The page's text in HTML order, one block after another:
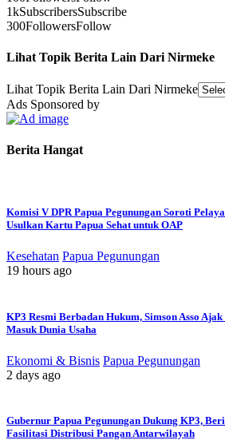
1kSubscribersSubscribe
300FollowersFollow
Lihat Topik Berita Lain Dari Nirmeke
Lihat Topik Berita Lain Dari Nirmeke
Ads Sponsored by
Berita Hangat
Komisi V DPR Papua Pegunungan Soroti
Usulkan Kartu Papua Sehat untuk OAP
Kesehatan Papua Pegunungan
19 hours ago
KP3 Resmi Berbadan Hukum, Simson Asso
Masuk Dunia Usaha
Ekonomi & Bisnis Papua Pegunungan
2 days ago
Gubernur Papua Pegunungan Dukung KP3,
Fasilitasi Distribusi Pangan Antarwilayah